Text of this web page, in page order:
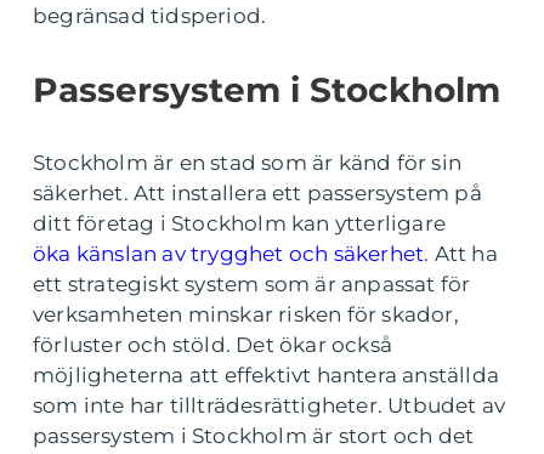
begränsad tidsperiod.
Passersystem i Stockholm
Stockholm är en stad som är känd för sin
säkerhet. Att installera ett passersystem på
ditt företag i Stockholm kan ytterligare
öka känslan av trygghet och säkerhet. Att ha
ett strategiskt system som är anpassat för
verksamheten minskar risken för skador,
förluster och stöld. Det ökar också
möjligheterna att effektivt hantera anställda
som inte har tillträdesrättigheter. Utbudet av
passersystem i Stockholm är stort och det